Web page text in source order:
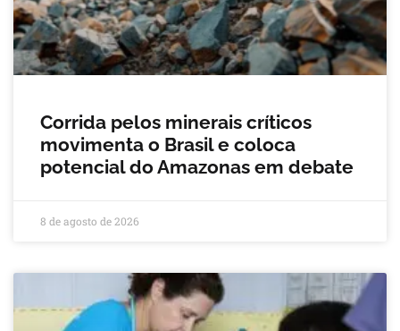
Corrida pelos minerais críticos
movimenta o Brasil e coloca
potencial do Amazonas em debate
8 de agosto de 2026